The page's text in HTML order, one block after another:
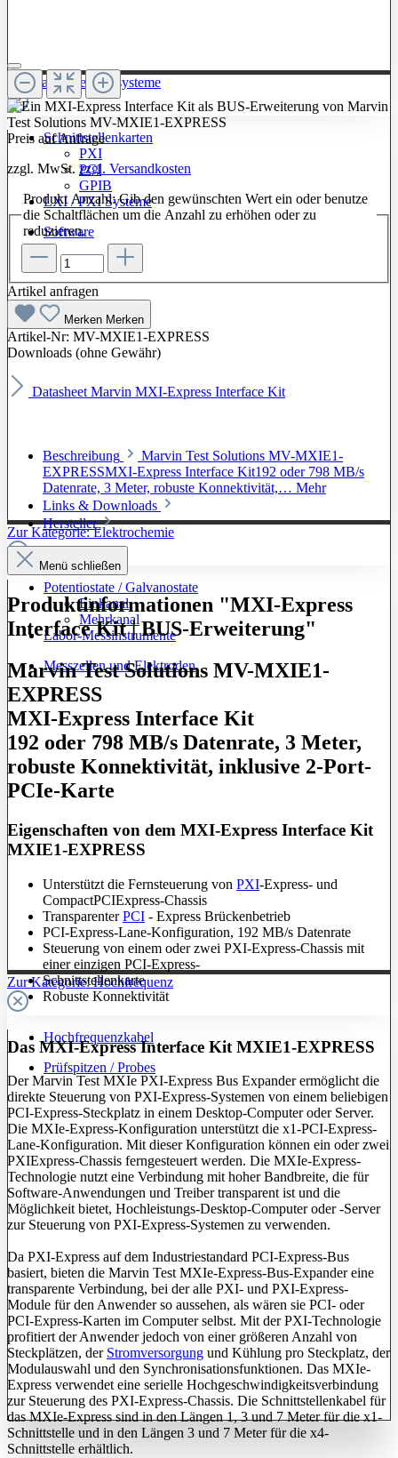
Zur Kategorie: Testsysteme
Schnittstellenkarten
PXI
PCI
GPIB
LXI / PXI Systeme
Software
Zur Kategorie: Elektrochemie
Potentiostate / Galvanostate
Einkanal
Mehrkanal
Labor-Messinstrumente
Messzellen und Elektroden
Zur Kategorie: Hochfrequenz
Hochfrequenzkabel
Prüfspitzen / Probes
Preis auf Anfrage
zzgl. MwSt. zzgl. Versandkosten
Produkt Anzahl: Gib den gewünschten Wert ein oder benutze
die Schaltflächen um die Anzahl zu erhöhen oder zu
reduzieren.
Artikel anfragen
Merken Merken
Artikel-Nr: MV-MXIE1-EXPRESS
Downloads (ohne Gewähr)
Datasheet Marvin MXI-Express Interface Kit
Beschreibung
Marvin Test Solutions MV-MXIE1-
EXPRESSMXI-Express Interface Kit192 oder 798 MB/s
Datenrate, 3 Meter, robuste Konnektivität,… Mehr
Links & Downloads
Hersteller
Menü schließen
Produktinformationen "MXI-Express
Interface Kit | BUS-Erweiterung"
Marvin Test Solutions MV-MXIE1-
EXPRESS
MXI-Express Interface Kit
192 oder 798 MB/s Datenrate, 3 Meter,
robuste Konnektivität, inklusive 2-Port-
PCIe-Karte
Eigenschaften von dem MXI-Express Interface Kit
MXIE1-EXPRESS
Unterstützt die Fernsteuerung von PXI-Express- und
CompactPCIExpress-Chassis
TransparenterPCI - Express Brückenbetrieb
PCI-Express-Lane-Konfiguration, 192 MB/s Datenrate
Steuerung von einem oder zwei PXI-Express-Chassis mit
einer einzigen PCI-Express-
Schnittstellenkarte
Robuste Konnektivität
Das MXI-Express Interface Kit MXIE1-EXPRESS
Der Marvin Test MXIe PXI-Express Bus Expander ermöglicht die
direkte Steuerung von PXI-Express-Systemen von einem beliebigen
PCI-Express-Steckplatz in einem Desktop-Computer oder Server.
Die MXIe-Express-Konfiguration unterstützt die x1-PCI-Express-
Lane-Konfiguration. Mit dieser Konfiguration können ein oder zwei
PXIExpress-Chassis ferngesteuert werden. Die MXIe-Express-
Technologie nutzt eine Verbindung mit hoher Bandbreite, die für
Software-Anwendungen und Treiber transparent ist und die
Möglichkeit bietet, Hochleistungs-Desktop-Computer oder -Server
zur Steuerung von PXI-Express-Systemen zu verwenden.
Da PXI-Express auf dem Industriestandard PCI-Express-Bus
basiert, bieten die Marvin Test MXIe-Express-Bus-Expander eine
transparente Verbindung, bei der alle PXI- und PXI-Express-
Module für den Anwender so aussehen, als wären sie PCI- oder
PCI-Express-Karten im Computer selbst. Mit der PXI-Technologie
profitiert der Anwender jedoch von einer größeren Anzahl von
Steckplätzen, der Stromversorgung und Kühlung pro Steckplatz, der
Modulauswahl und den Synchronisationsfunktionen. Das MXIe-
Express verwendet eine serielle Hochgeschwindigkeitsverbindung
zur Steuerung des PXI-Express-Chassis. Die Schnittstellenkabel für
das MXIe-Express sind in den Längen 1, 3 und 7 Meter für die x1-
Schnittstelle und in den Längen 3 und 7 Meter für die x4-
Schnittstelle erhältlich.